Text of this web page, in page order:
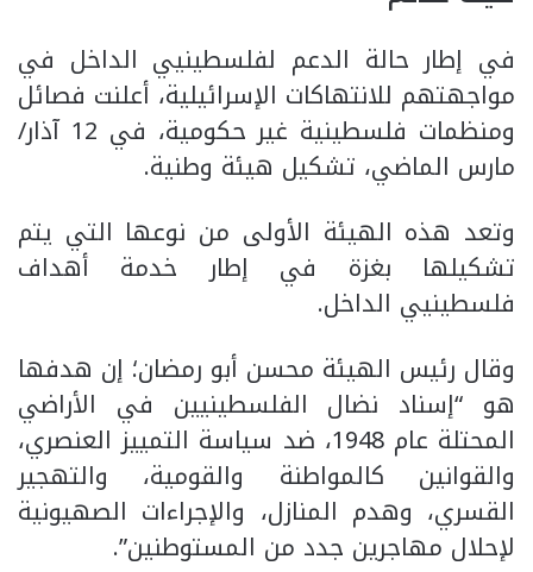
في إطار حالة الدعم لفلسطينيي الداخل في
مواجهتهم للانتهاكات الإسرائيلية، أعلنت فصائل
ومنظمات فلسطينية غير حكومية، في 12 آذار/
مارس الماضي، تشكيل هيئة وطنية.
وتعد هذه الهيئة الأولى من نوعها التي يتم
تشكيلها بغزة في إطار خدمة أهداف
فلسطينيي الداخل.
وقال رئيس الهيئة محسن أبو رمضان؛ إن هدفها
هو “إسناد نضال الفلسطينيين في الأراضي
المحتلة عام 1948، ضد سياسة التمييز العنصري،
والقوانين كالمواطنة والقومية، والتهجير
القسري، وهدم المنازل، والإجراءات الصهيونية
لإحلال مهاجرين جدد من المستوطنين”.